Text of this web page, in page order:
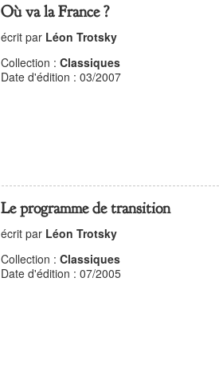
Où va la France ?
écrit par Léon Trotsky
Collection : Classiques
Date d'édition : 03/2007
Le programme de transition
écrit par Léon Trotsky
Collection : Classiques
Date d'édition : 07/2005